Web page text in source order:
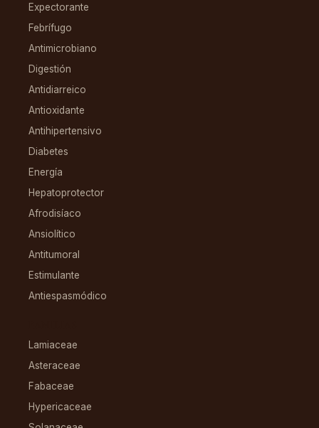
Expectorante
Febrífugo
Antimicrobiano
Digestión
Antidiarreico
Antioxidante
Antihipertensivo
Diabetes
Energía
Hepatoprotector
Afrodisíaco
Ansiolítico
Antitumoral
Estimulante
Antiespasmódico
Lamiaceae
Asteraceae
Fabaceae
Hypericaceae